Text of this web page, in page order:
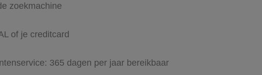
zoekmachine
of je creditcard
365 dagen per jaar bereikbaar